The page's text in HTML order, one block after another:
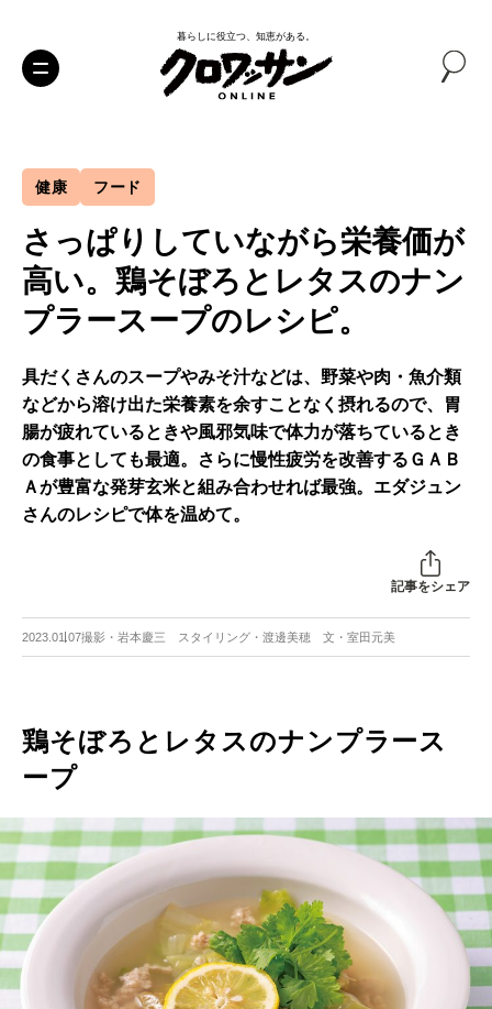
暮らしに役立つ、知恵がある。
健康 フード
さっぱりしていながら栄養価が
高い。鶏そぼろとレタスのナン
プラースープのレシピ。
具だくさんのスープやみそ汁などは、野菜や肉・魚介類
などから溶け出た栄養素を余すことなく摂れるので、胃
腸が疲れているときや風邪気味で体力が落ちているとき
の食事としても最適。さらに慢性疲労を改善するＧＡＢ
Ａが豊富な発芽玄米と組み合わせれば最強。エダジュン
さんのレシピで体を温めて。
記事をシェア
2023.01.07撮影・岩本慶三 スタイリング・渡邊美穂 文・室田元美
鶏そぼろとレタスのナンプラース
ープ